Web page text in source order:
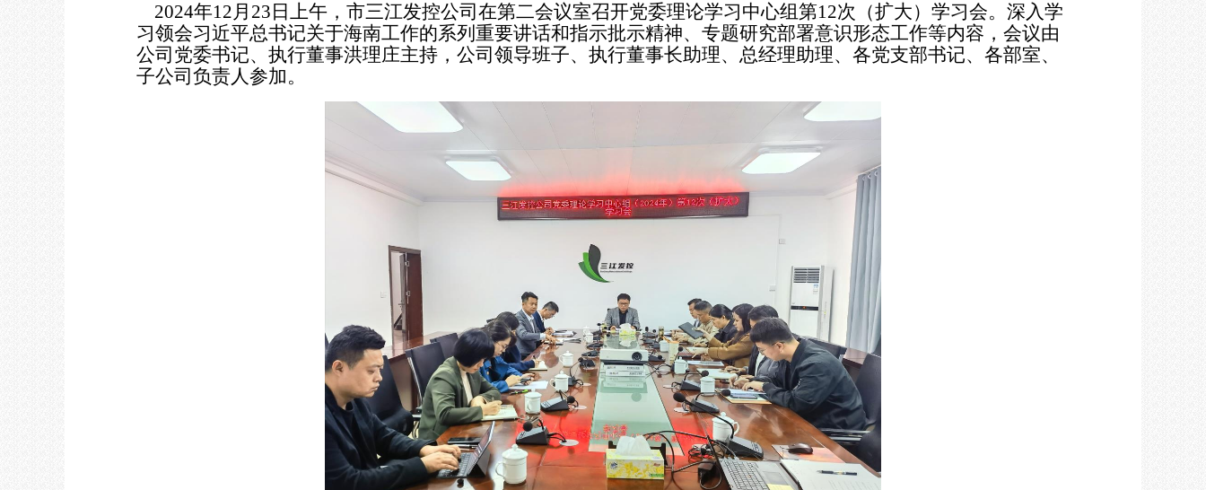
2024年12月23日上午，市三江发控公司在第二会议室召开党委理论学习中心组第12次（扩大）学习会。深入学
习领会习近平总书记关于海南工作的系列重要讲话和指示批示精神、专题研究部署意识形态工作等内容，会议由
公司党委书记、执行董事洪理庄主持，公司领导班子、执行董事长助理、总经理助理、各党支部书记、各部室、
子公司负责人参加。